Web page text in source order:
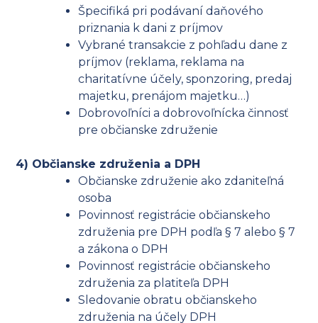
Špecifiká pri podávaní daňového
priznania k dani z príjmov
Vybrané transakcie z pohľadu dane z
príjmov (reklama, reklama na
charitatívne účely, sponzoring, predaj
majetku, prenájom majetku…)
Dobrovoľníci a dobrovoľnícka činnosť
pre občianske združenie
4) Občianske združenia a DPH
Občianske združenie ako zdaniteľná
osoba
Povinnosť registrácie občianskeho
združenia pre DPH podľa § 7 alebo § 7
a zákona o DPH
Povinnosť registrácie občianskeho
združenia za platiteľa DPH
Sledovanie obratu občianskeho
združenia na účely DPH